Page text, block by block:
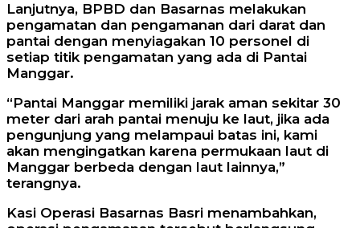
Lanjutnya, BPBD dan Basarnas melakukan
pengamatan dan pengamanan dari darat dan
pantai dengan menyiagakan 10 personel di
setiap titik pengamatan yang ada di Pantai
Manggar.
“Pantai Manggar memiliki jarak aman sekitar 30
meter dari arah pantai menuju ke laut, jika ada
pengunjung yang melampaui batas ini, kami
akan mengingatkan karena permukaan laut di
Manggar berbeda dengan laut lainnya,”
terangnya.
Kasi Operasi Basarnas Basri menambahkan,